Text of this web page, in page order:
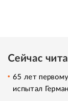
Сейчас
65 лет
испытал